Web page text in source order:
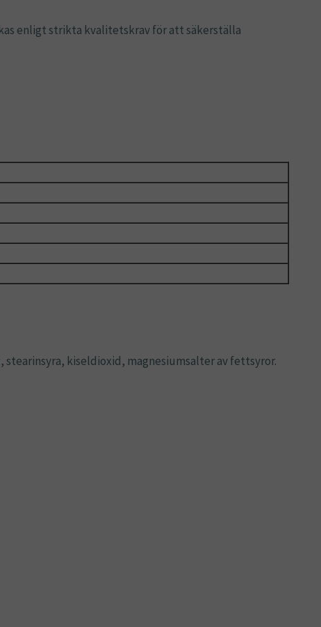
enligt strikta kvalitetskrav för att säkerställa
kiseldioxid, magnesiumsalter av fettsyror.